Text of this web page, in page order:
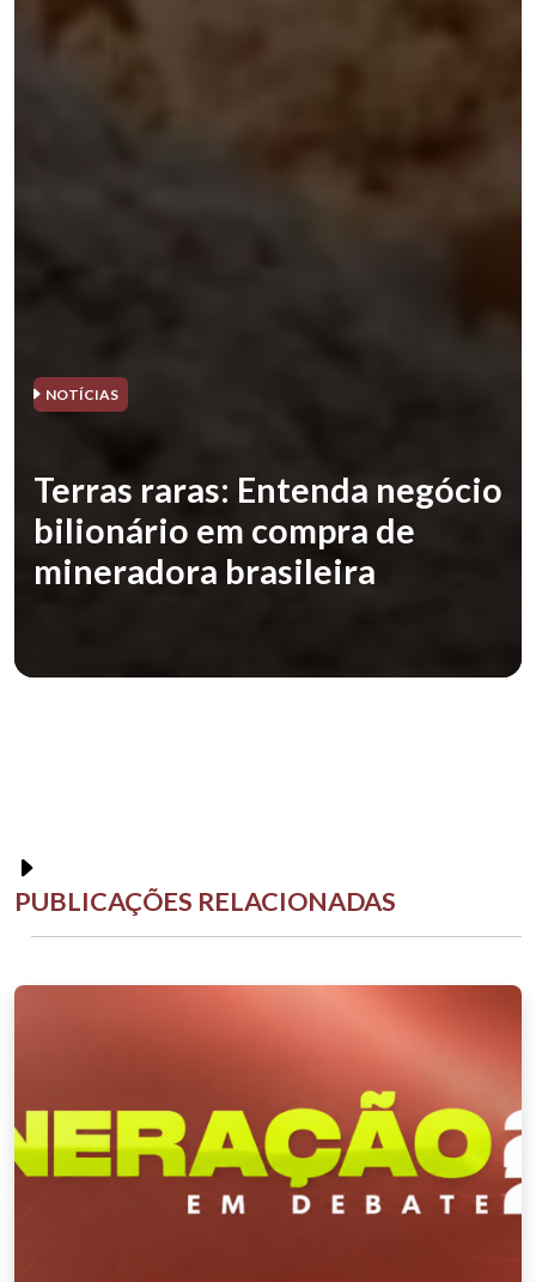
NOTÍCIAS
Terras raras: Entenda negócio
bilionário em compra de
mineradora brasileira
PUBLICAÇÕES RELACIONADAS